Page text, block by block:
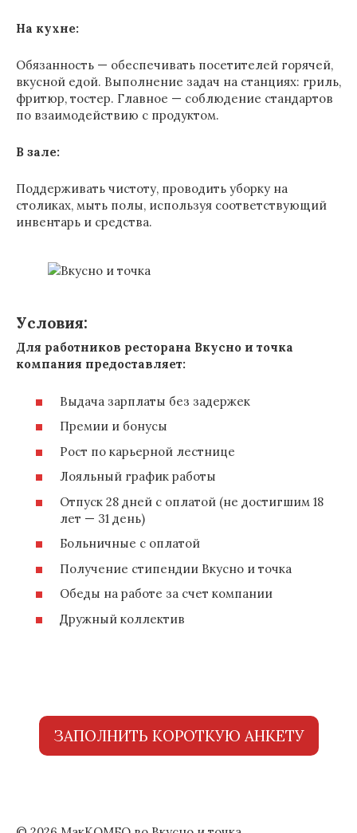
На кухне:
Обязанность — обеспечивать посетителей горячей,
вкусной едой. Выполнение задач на станциях: гриль,
фритюр, тостер. Главное — соблюдение стандартов
по взаимодействию с продуктом.
В зале:
Поддерживать чистоту, проводить уборку на
столиках, мыть полы, используя соответствующий
инвентарь и средства.
Условия:
Для работников ресторана Вкусно и точка
компания предоставляет:
Выдача зарплаты без задержек
Премии и бонусы
Рост по карьерной лестнице
Лояльный график работы
Отпуск 28 дней с оплатой (не достигшим 18
лет — 31 день)
Больничные с оплатой
Получение стипендии Вкусно и точка
Обеды на работе за счет компании
Дружный коллектив
ЗАПОЛНИТЬ КОРОТКУЮ АНКЕТУ